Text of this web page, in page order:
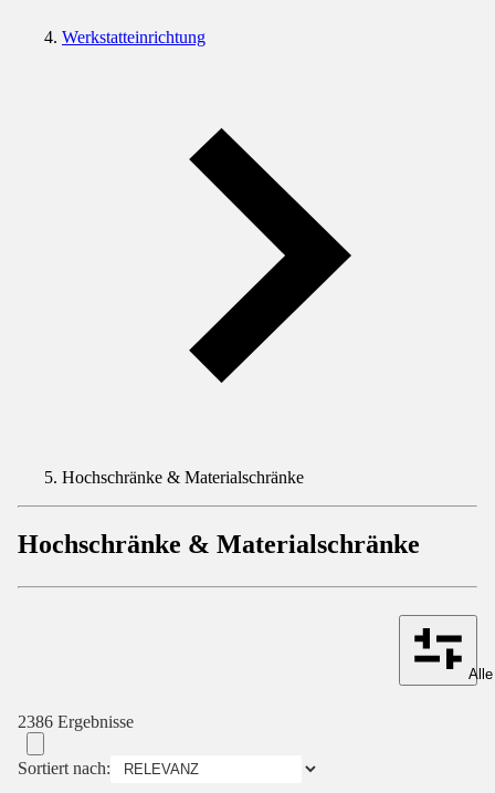
Werkstatteinrichtung
Hochschränke & Materialschränke
Hochschränke & Materialschränke
2386 Ergebnisse
Sortiert nach: